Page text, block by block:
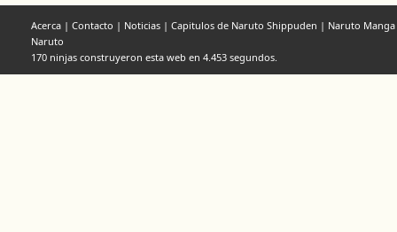
Acerca | Contacto | Noticias | Capitulos de Naruto Shippuden | Naruto Manga
Naruto
170 ninjas construyeron esta web en 4.453 segundos.